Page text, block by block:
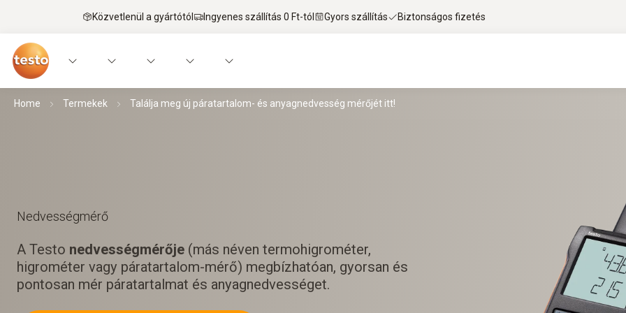
Közvetlenül a gyártótól Ingyenes szállítás 0 Ft-tól Gyors szállítás Biztonságos fizetés
Home Termekek Találja meg új páratartalom- és anyagnedvesség mérőjét itt!
Nedvességmérő
A Testo nedvességmérője (más néven termohigrométer,
higrométer vagy páratartalom-mérő) megbízhatóan, gyorsan és
pontosan mér páratartalmat és anyagnedvességet.